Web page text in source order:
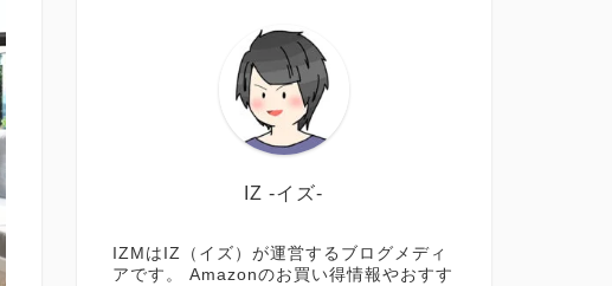
IZ -イズ-
IZMはIZ（イズ）が運営するブログメディ
アです。 Amazonのお買い得情報やおすす